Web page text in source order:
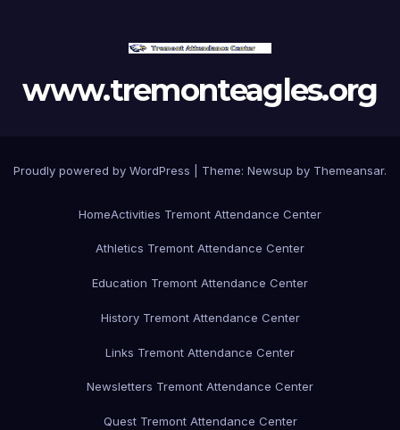
www.tremonteagles.org
Proudly powered by WordPress Theme: Newsup by Themeansar.
HomeActivities Tremont Attendance Center
Athletics Tremont Attendance Center
Education Tremont Attendance Center
History Tremont Attendance Center
Links Tremont Attendance Center
Newsletters Tremont Attendance Center
Quest Tremont Attendance Center